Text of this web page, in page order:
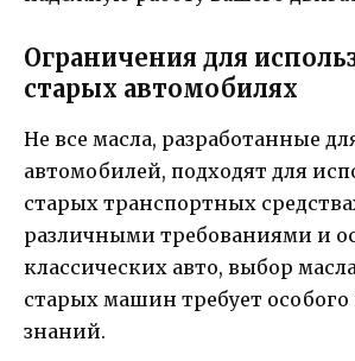
Ограничения для
старых автомобилях
Не все масла, разработанные
автомобилей, подходят для
старых транспортных
различными требованиями и
классических авто, выбор
старых машин требует
знаний.